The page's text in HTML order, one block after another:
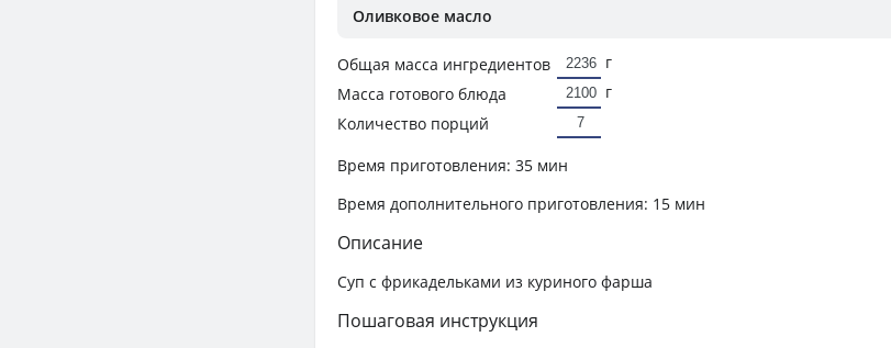
Оливковое масло
Общая масса ингредиентов
г
Масса готового блюда
г
Количество порций
Время приготовления: 35 мин
Время дополнительного приготовления: 15 мин
Описание
Суп с фрикадельками из куриного фарша
Пошаговая инструкция